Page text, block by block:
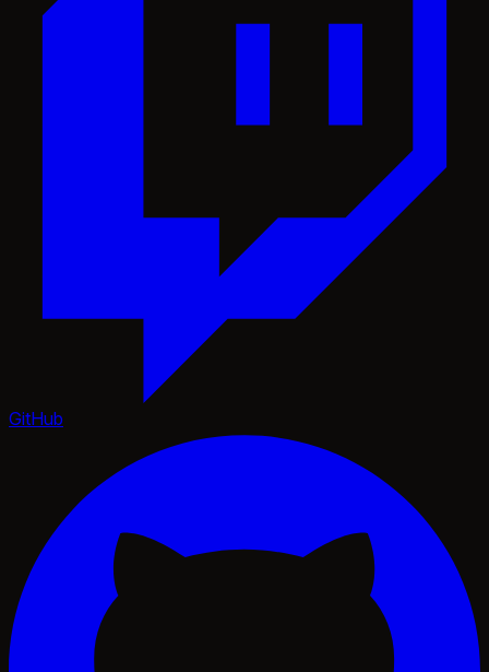
GitHub